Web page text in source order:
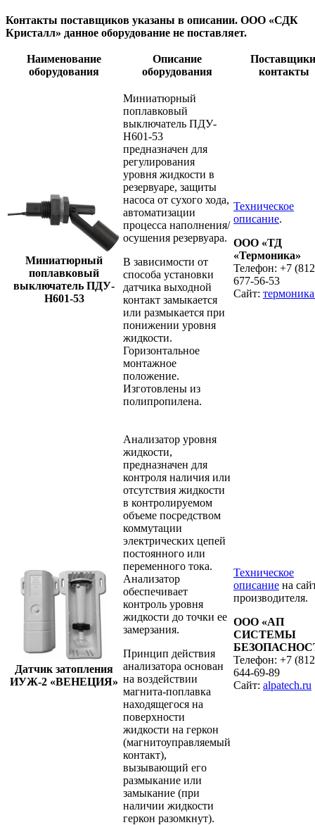
Контакты поставщиков указаны в описании. ООО «СДК
Кристалл» данное оборудование не поставляет.
Наименование
оборудования
Описание
оборудования
контакты
Миниатюрный
поплавковый
выключатель ПДУ-
Н601-53
Миниатюрный
поплавковый
выключатель ПДУ-
Н601-53
предназначен для
регулирования
уровня жидкости в
резервуаре, защиты
насоса от сухого хода,
автоматизации
процесса наполнения/
осушения резервуара.
В зависимости от
способа установки
датчика выходной
контакт замыкается
или размыкается при
понижении уровня
жидкости.
Горизонтальное
монтажное
положение.
Изготовлены из
полипропилена.
Техническое
описание.
ООО «ТД
«Термоника»
Телефон: +7
677-56-53
Сайт:
Датчик затопления
ИУЖ-2 «ВЕНЕЦИЯ»
Анализатор уровня
жидкости,
предназначен для
контроля наличия или
отсутствия жидкости
в контролируемом
объеме посредством
коммутации
электрических цепей
постоянного или
переменного тока.
Анализатор
обеспечивает
контроль уровня
жидкости до точки ее
замерзания.
Принцип действия
анализатора основан
на воздействии
магнита-поплавка
находящегося на
поверхности
жидкости на геркон
(магнитоуправляемый
контакт),
вызывающий его
размыкание или
замыкание (при
наличии жидкости
геркон разомкнут).
Техническое
описание на
производителя.
ООО «АП
СИСТЕМЫ
Телефон: +7
644-69-89
Сайт: alpatech.ru